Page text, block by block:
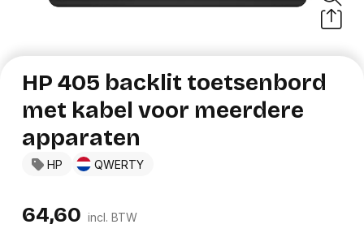
HP QWERTY
HP 405 backlit toetsenbord
met kabel voor meerdere
apparaten
64,60 incl. BTW